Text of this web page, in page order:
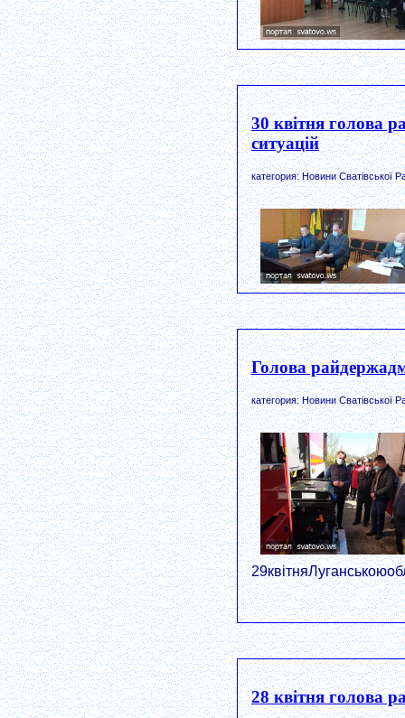
30 квітня голова
ситуацій
категория: Новини Сватівської
Голова
категория: Новини Сватівської
28 квітня голова